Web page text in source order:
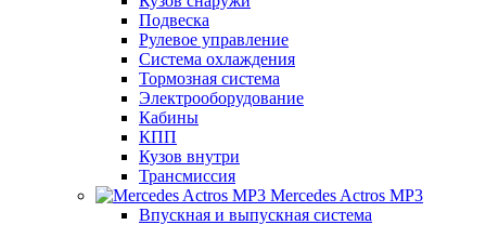
Подвеска
Рулевое управление
Система охлаждения
Тормозная система
Электрооборудование
Кабины
КПП
Кузов внутри
Трансмиссия
Mercedes Actros MP3
Впускная и выпускная система